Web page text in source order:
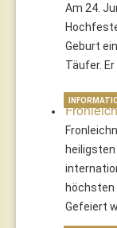
Am 24.
Geburt
Täufer.
heiligsten
höchsten
Gefeiert